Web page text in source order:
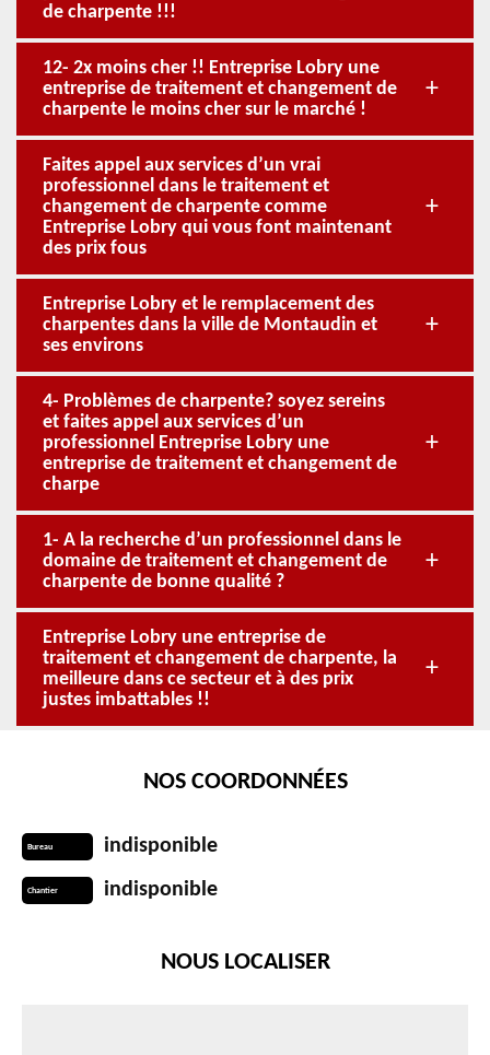
de charpente !!!
12- 2x moins cher !! Entreprise Lobry une
entreprise de traitement et changement de
charpente le moins cher sur le marché !
Faites appel aux services d’un vrai
professionnel dans le traitement et
changement de charpente comme
Entreprise Lobry qui vous font maintenant
des prix fous
Entreprise Lobry et le remplacement des
charpentes dans la ville de Montaudin et
ses environs
4- Problèmes de charpente? soyez sereins
et faites appel aux services d’un
professionnel Entreprise Lobry une
entreprise de traitement et changement de
charpe
1- A la recherche d’un professionnel dans le
domaine de traitement et changement de
charpente de bonne qualité ?
Entreprise Lobry une entreprise de
traitement et changement de charpente, la
meilleure dans ce secteur et à des prix
justes imbattables !!
NOS COORDONNÉES
Bureau indisponible
Chantier indisponible
NOUS LOCALISER